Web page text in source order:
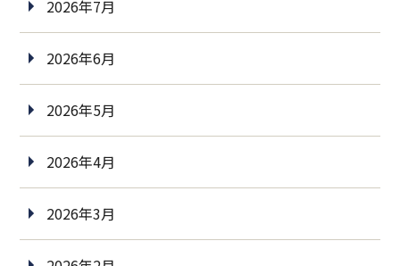
2026年7月
2026年6月
2026年5月
2026年4月
2026年3月